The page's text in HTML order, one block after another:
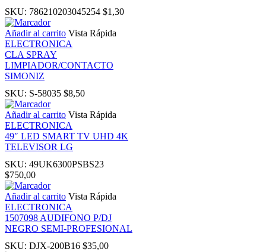
panel
panel
al
SKU: 786210203045254 $1,30
Añadir al carrito Vista Rápida
ELECTRONICA
CLA SPRAY
LIMPIADOR/CONTACTO
SIMONIZ
SKU: S-58035 $8,50
Añadir al carrito Vista Rápida
ELECTRONICA
49″ LED SMART TV UHD 4K
TELEVISOR LG
SKU: 49UK6300PSBS23
$750,00
Añadir al carrito Vista Rápida
ELECTRONICA
1507098 AUDIFONO P/DJ
NEGRO SEMI-PROFESIONAL
SKU: DJX-200B16 $35,00